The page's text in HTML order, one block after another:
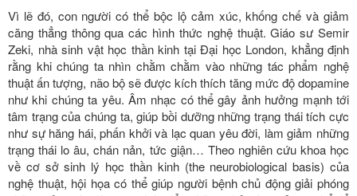
Vì lẽ đó, con người có thể bộc lộ cảm xúc, khống chế và giảm
căng thẳng thông qua các hình thức nghệ thuật. Giáo sư Semir
Zeki, nhà sinh vật học thần kinh tại Đại học London, khẳng định
rằng khi chúng ta nhìn chằm chằm vào những tác phẩm nghệ
thuật ấn tượng, não bộ sẽ được kích thích tăng mức độ dopamine
như khi chúng ta yêu. Âm nhạc có thể gây ảnh hưởng mạnh tới
tâm trạng của chúng ta, giúp bồi dưỡng những trạng thái tích cực
như sự hăng hái, phấn khởi và lạc quan yêu đời, làm giảm những
trạng thái lo âu, chán nản, tức giận… Theo nghiên cứu khoa học
về cơ sở sinh lý học thần kinh (the neurobiological basis) của
nghệ thuật, hội họa có thể giúp người bệnh chủ động giải phóng